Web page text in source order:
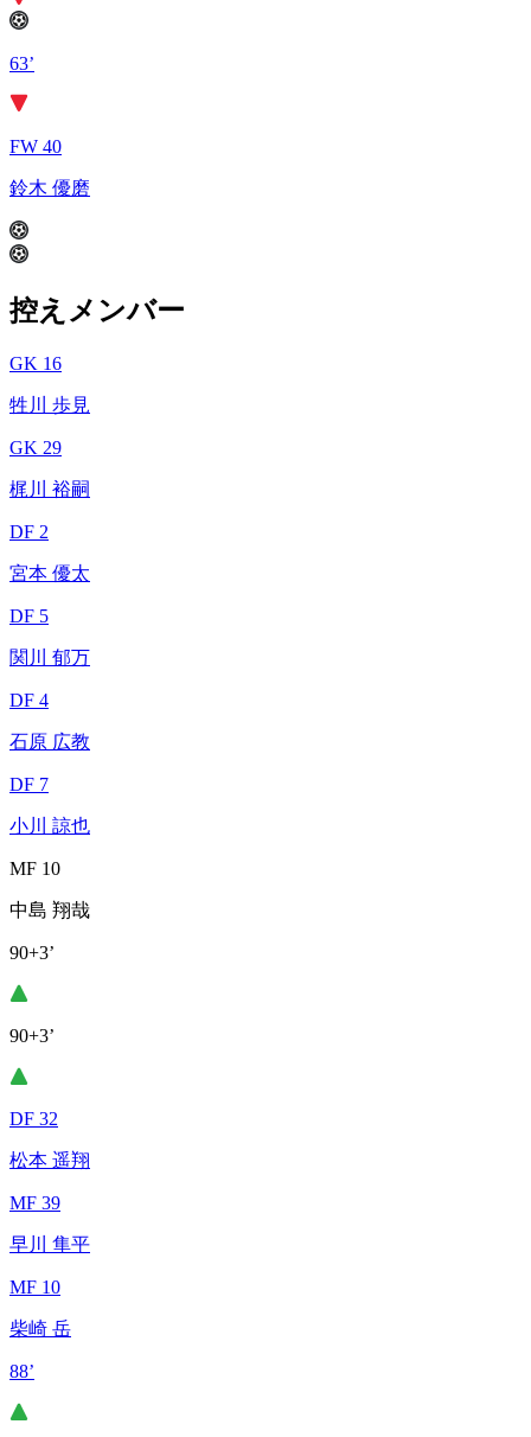
63’
FW 40
鈴木 優磨
控えメンバー
GK 16
牲川 歩見
GK 29
梶川 裕嗣
DF 2
宮本 優太
DF 5
関川 郁万
DF 4
石原 広教
DF 7
小川 諒也
MF 10
中島 翔哉
90+3’
90+3’
DF 32
松本 遥翔
MF 39
早川 隼平
MF 10
柴崎 岳
88’